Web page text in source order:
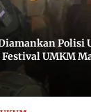
Polisi
UMKM